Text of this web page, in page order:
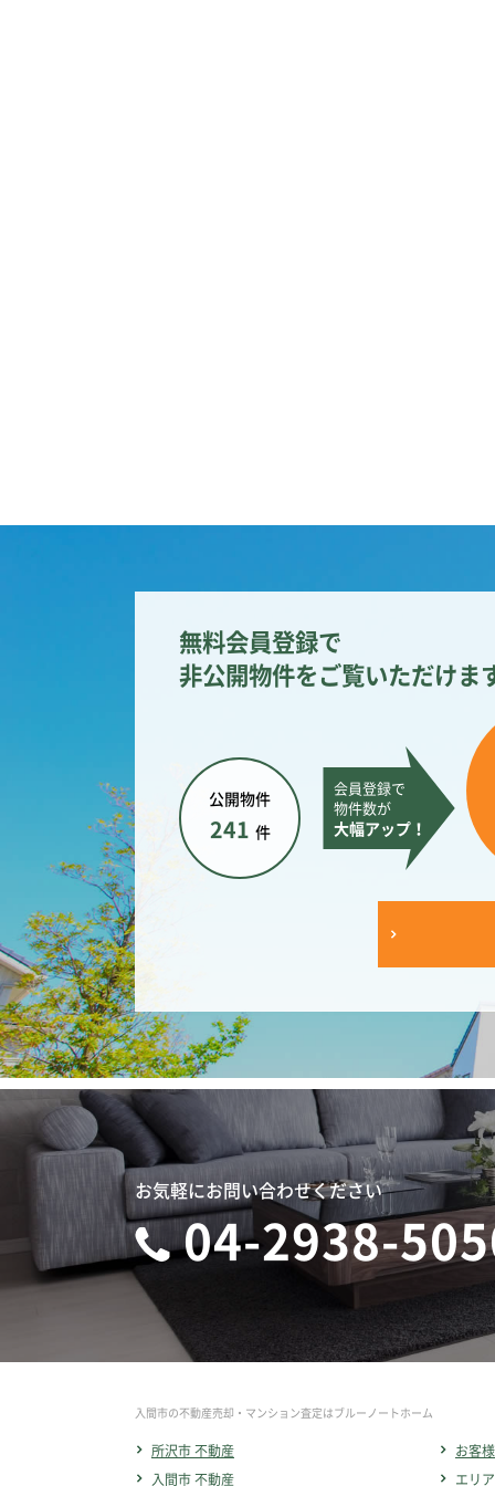
無料会員登録で
非公開物件をご覧いただけま
会員登録で
物件数が
大幅アップ！
公開物件
241 件
お気軽にお問い合わせください
04-2938-
入間市の不動産売却・マンション査定はブルーノートホーム
所沢市 不動産
入間市 不動産
お客
エリ